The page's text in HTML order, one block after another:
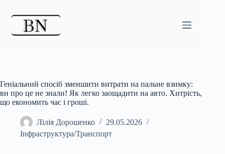
Геніальний спосіб зменшити витрати на пальне взимку:
ви про це не знали! Як легко заощадити на авто. Хитрість,
що економить час і гроші.
Лілія Дорошенко
29.05.2026
Інфраструктура/Транспорт